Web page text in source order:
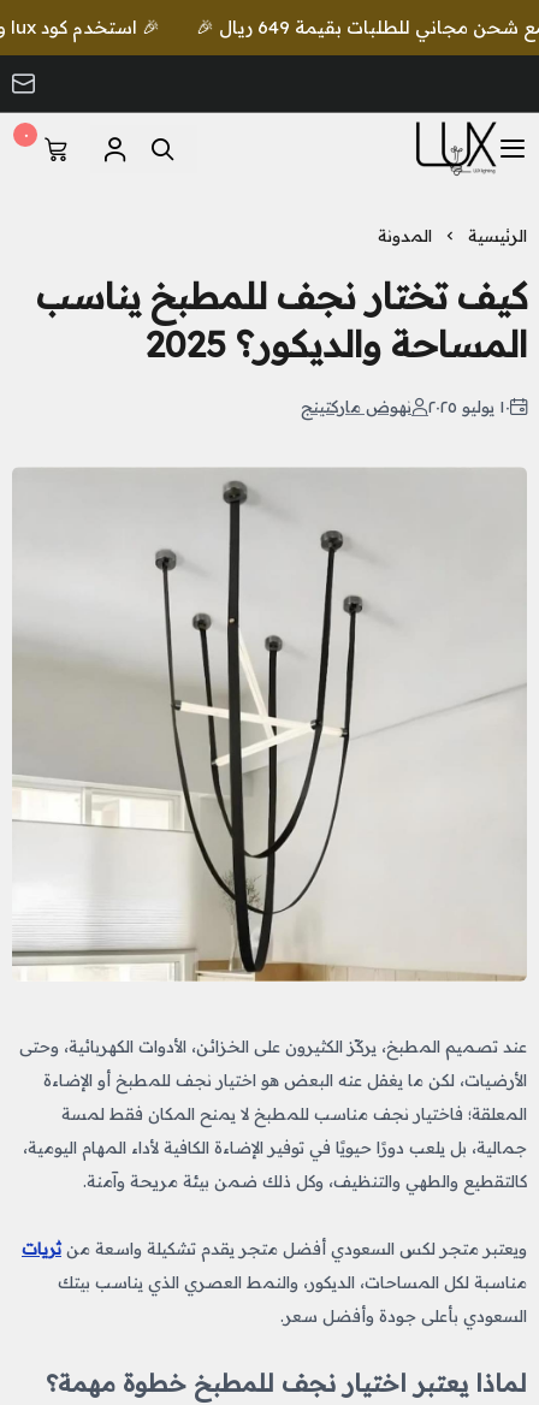
🎉 استخدم كود lux واحصل على خصم إضافي مع شحن مجاني للطلبات بقيمة 649 ريال 🎉
LUX Lighting
٠
الرئيسية المدونة
كيف تختار نجف للمطبخ يناسب
المساحة والديكور؟ 2025
١٠ يوليو ٢٠٢٥ نهوض ماركتينج
عند تصميم المطبخ، يركّز الكثيرون على الخزائن، الأدوات الكهربائية، وحتى
الأرضيات، لكن ما يغفل عنه البعض هو اختيار نجف للمطبخ أو الإضاءة
المعلقة؛ فاختيار نجف مناسب للمطبخ لا يمنح المكان فقط لمسة
جمالية، بل يلعب دورًا حيويًا في توفير الإضاءة الكافية لأداء المهام اليومية،
كالتقطيع والطهي والتنظيف، وكل ذلك ضمن بيئة مريحة وآمنة.
ويعتبر متجر لكس السعودي أفضل متجر يقدم تشكيلة واسعة من ثريات
مناسبة لكل المساحات، الديكور، والنمط العصري الذي يناسب بيتك
السعودي بأعلى جودة وأفضل سعر.
لماذا يعتبر اختيار نجف للمطبخ​ خطوة مهمة؟